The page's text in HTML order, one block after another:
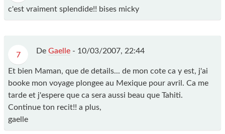
c'est vraiment splendide!! bises micky
7 De Gaelle - 10/03/2007, 22:44
Et bien Maman, que de details... de mon cote ca y est, j'ai
booke mon voyage plongee au Mexique pour avril. Ca me
tarde et j'espere que ca sera aussi beau que Tahiti.
Continue ton recit!! a plus,
gaelle